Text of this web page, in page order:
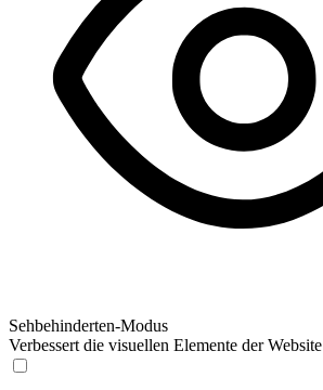
Sehbehinderten-Modus
Verbessert die visuellen Elemente der Website